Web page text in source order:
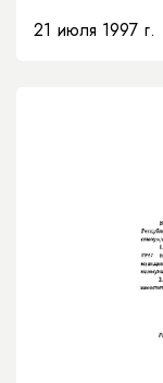
бюджета на
21 июля 1997 г.